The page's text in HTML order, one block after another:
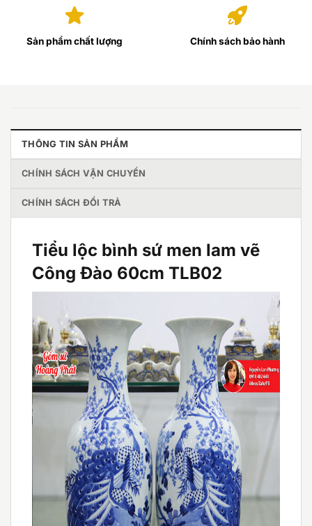
Sản phẩm chất lượng Chính sách bảo hành
THÔNG TIN SẢN PHẨM
CHÍNH SÁCH VẬN CHUYỂN
CHÍNH SÁCH ĐỔI TRẢ
Tiểu lộc bình sứ men lam vẽ
Công Đào 60cm TLB02